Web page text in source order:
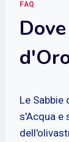
FAQ
Le Sabbie
s'Acqua e